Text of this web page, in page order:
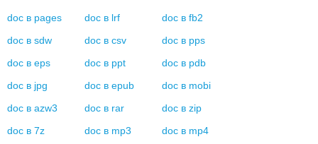
doc в pages doc в lrf doc в fb2
doc в sdw doc в csv doc в pps
doc в eps doc в ppt doc в pdb
doc в jpg doc в epub doc в mobi
doc в azw3 doc в rar doc в zip
doc в 7z doc в mp3 doc в mp4